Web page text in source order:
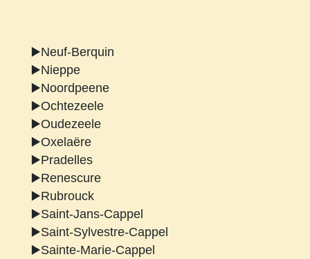
▶️Neuf-Berquin
▶️Nieppe
▶️Noordpeene
▶️Ochtezeele
▶️Oudezeele
▶️Oxelaëre
▶️Pradelles
▶️Renescure
▶️Rubrouck
▶️Saint-Jans-Cappel
▶️Saint-Sylvestre-Cappel
▶️Sainte-Marie-Cappel